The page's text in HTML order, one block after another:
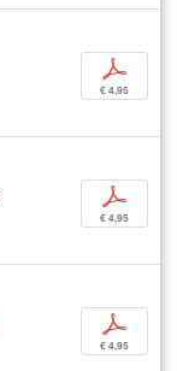
p
€ 4,95
p
€ 4,95
p
€ 4,95